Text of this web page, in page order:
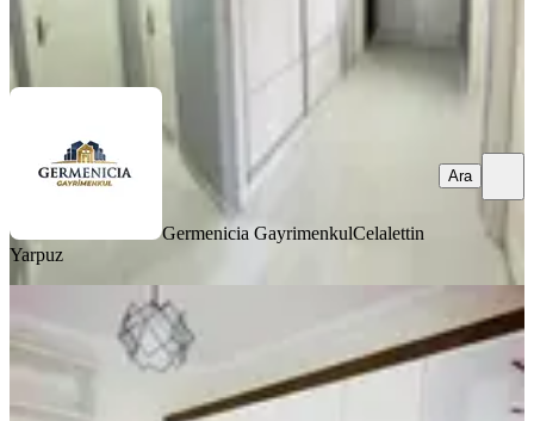
Germenicia Gayrimenkul
Ara
Germenicia GayrimenkulCelalettin
Yarpuz
Ara
Yıldırım Emlakta Fırsat 2+1 Satılık
Daire Orman Bölge Kavşağında
Onikişubat, Ertuğrul Gazi Mahallesi